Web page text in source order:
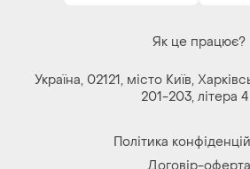
Політика
Контакти